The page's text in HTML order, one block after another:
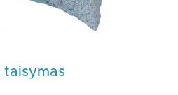
taisymas